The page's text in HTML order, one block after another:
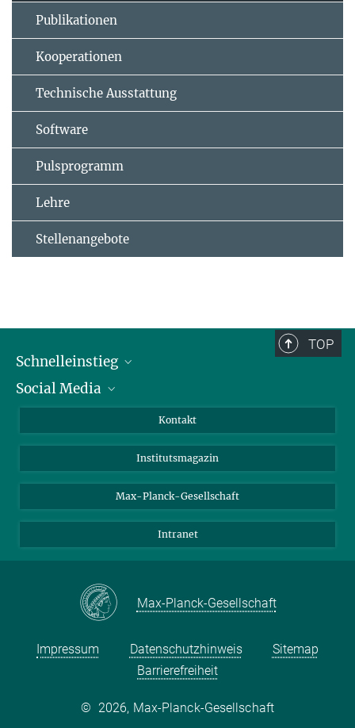
Publikationen
Kooperationen
Technische Ausstattung
Software
Pulsprogramm
Lehre
Stellenangebote
TOP
Schnelleinstieg
Alumni
Schulen
Studierende
Social Media
Facebook
YouTube
Kontakt
Institutsmagazin
Max-Planck-Gesellschaft
Intranet
Max-Planck-Gesellschaft
Impressum Datenschutzhinweis
Sitemap
Barrierefreiheit
© 2026, Max-Planck-Gesellschaft